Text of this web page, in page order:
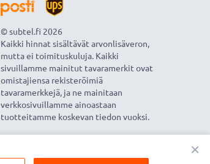
© subtel.fi 2026
Kaikki hinnat sisältävät arvonlisäveron,
mutta ei toimituskuluja. Kaikki
sivuillamme mainitut tavaramerkit ovat
omistajiensa rekisteröimiä
tavaramerkkejä, ja ne mainitaan
verkkosivuillamme ainoastaan
tuotteitamme koskevan tiedon vuoksi.
×